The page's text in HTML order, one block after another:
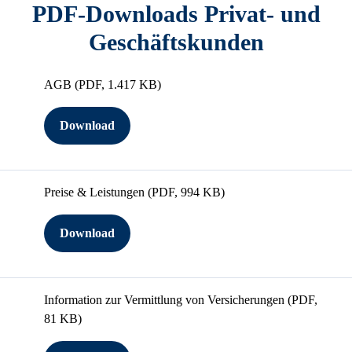
PDF-Downloads Privat- und
Geschäftskunden
AGB (PDF, 1.417 KB)
Download
Preise & Leistungen (PDF, 994 KB)
Download
Information zur Vermittlung von Versicherungen (PDF,
81 KB)